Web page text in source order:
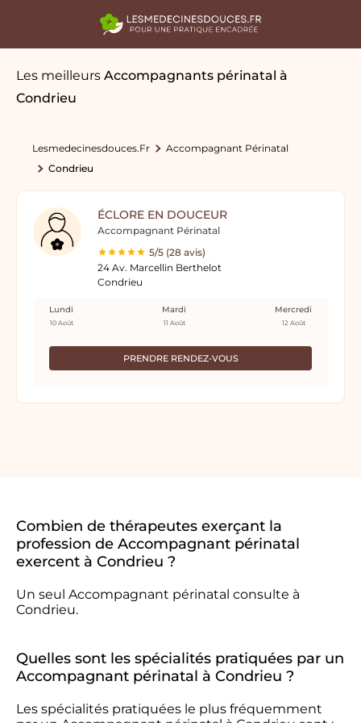
Les meilleurs Accompagnants périnatal à
Condrieu
Lesmedecinesdouces.fr
Accompagnant Périnatal
Condrieu
ÉCLORE EN DOUCEUR
Accompagnant Périnatal
5/5 (28 avis)
24 Av. Marcellin Berthelot
Condrieu
PRENDRE RENDEZ-VOUS
Lundi
10 Août
Mardi
11 Août
Mercredi
12 Août
Combien de thérapeutes exerçant la
profession de Accompagnant périnatal
exercent à Condrieu ?
Un seul Accompagnant périnatal consulte à
Condrieu.
Quelles sont les spécialités pratiquées par un
Accompagnant périnatal à Condrieu ?
Les spécialités pratiquées le plus fréquemment